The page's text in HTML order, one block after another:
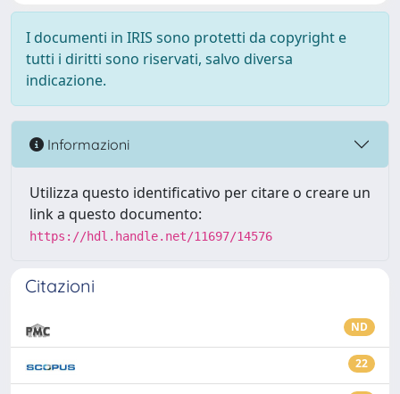
I documenti in IRIS sono protetti da copyright e
tutti i diritti sono riservati, salvo diversa
indicazione.
Informazioni
Utilizza questo identificativo per citare o creare un
link a questo documento:
https://hdl.handle.net/11697/14576
Citazioni
ND
22